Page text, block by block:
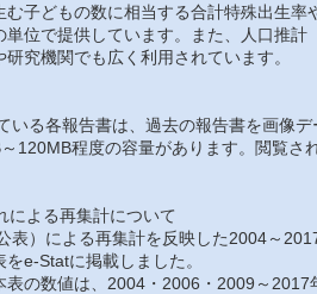
子どもの数に相当する合計特殊出生率
位で提供しています。また、人口推計
究機関でも広く利用されています。
る各報告書は、過去の報告書を画像
120MB程度の容量があります。閲覧さ
による再集計について
表）による再集計を反映した2004～
e-Statに掲載しました。
の数値は、2004・2006・2009～2017